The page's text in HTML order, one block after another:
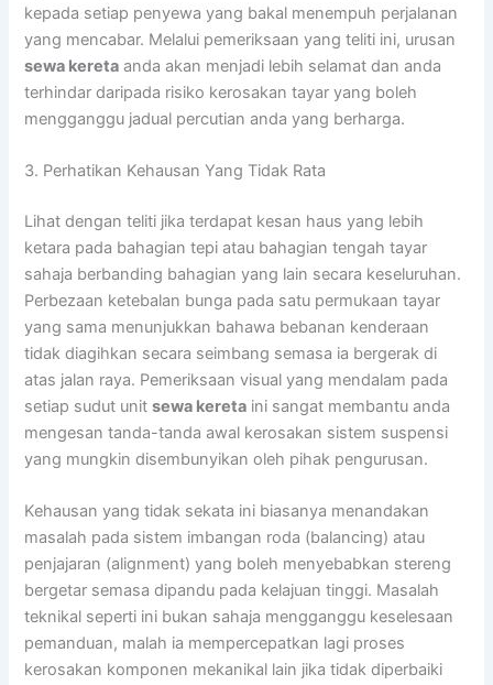
kepada setiap penyewa yang bakal menempuh perjalanan
yang mencabar. Melalui pemeriksaan yang teliti ini, urusan
sewa kereta anda akan menjadi lebih selamat dan anda
terhindar daripada risiko kerosakan tayar yang boleh
mengganggu jadual percutian anda yang berharga.
3. Perhatikan Kehausan Yang Tidak Rata
Lihat dengan teliti jika terdapat kesan haus yang lebih
ketara pada bahagian tepi atau bahagian tengah tayar
sahaja berbanding bahagian yang lain secara keseluruhan.
Perbezaan ketebalan bunga pada satu permukaan tayar
yang sama menunjukkan bahawa bebanan kenderaan
tidak diagihkan secara seimbang semasa ia bergerak di
atas jalan raya. Pemeriksaan visual yang mendalam pada
setiap sudut unitsewa kereta ini sangat membantu anda
mengesan tanda-tanda awal kerosakan sistem suspensi
yang mungkin disembunyikan oleh pihak pengurusan.
Kehausan yang tidak sekata ini biasanya menandakan
masalah pada sistem imbangan roda (balancing) atau
penjajaran (alignment) yang boleh menyebabkan stereng
bergetar semasa dipandu pada kelajuan tinggi. Masalah
teknikal seperti ini bukan sahaja mengganggu keselesaan
pemanduan, malah ia mempercepatkan lagi proses
kerosakan komponen mekanikal lain jika tidak diperbaiki